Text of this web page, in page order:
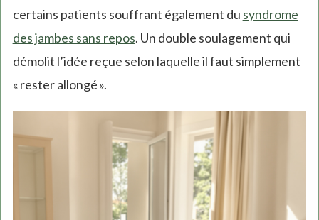
certains patients souffrant également du syndrome
des jambes sans repos. Un double soulagement qui
démolit l’idée reçue selon laquelle il faut simplement
« rester allongé ».